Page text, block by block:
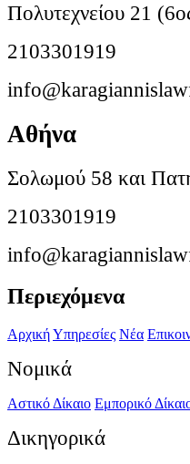
Πολυτεχνείου 21
2103301919
Αθήνα
Σολωμού 58 και
2103301919
Περιεχόμενα
ΑρχικήΥπηρεσίες Νέα
Νομικά
Αστικό Δίκαιο Εμπορικό
Δικηγορικά